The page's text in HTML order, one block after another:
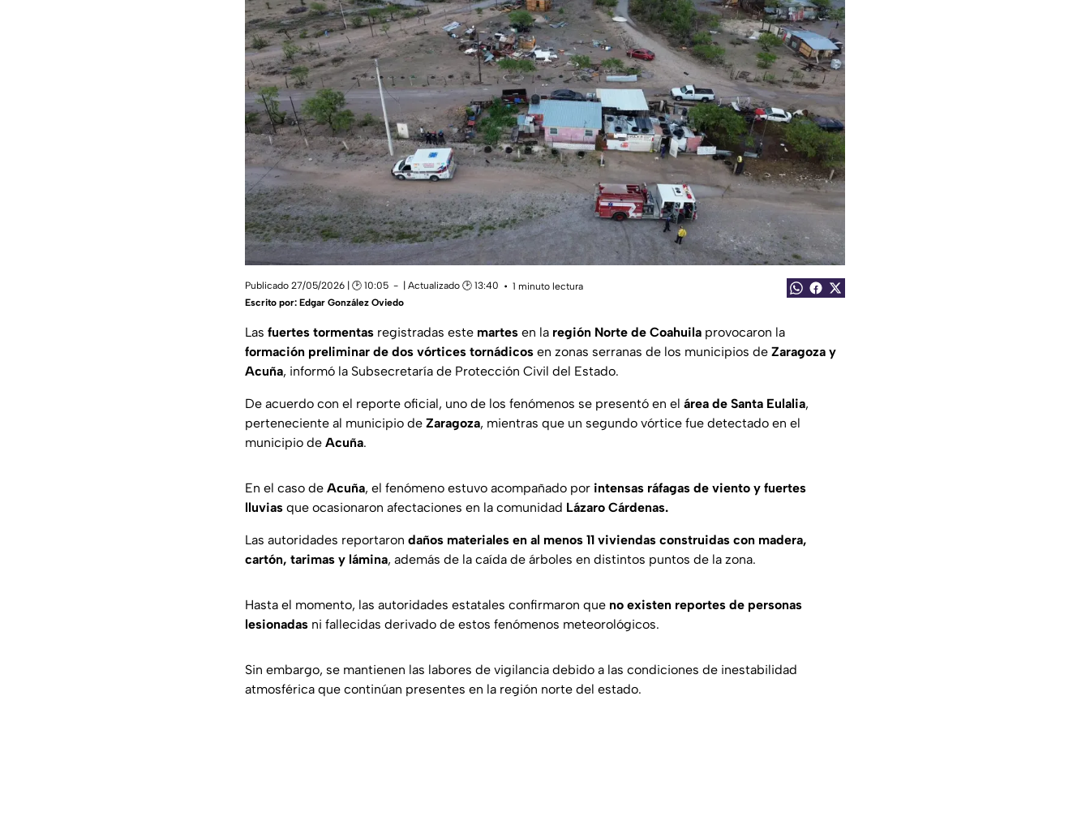
Publicado 27/05/2026 | 🕑 10:05 | Actualizado 🕑 13:40
1 minuto lectura
Escrito por: Edgar González Oviedo
Las fuertes tormentas registradas este martes en la región Norte de Coahuila provocaron la
formación preliminar de dos vórtices tornádicos en zonas serranas de los municipios de Zaragoza y
Acuña, informó la Subsecretaría de Protección Civil del Estado.
De acuerdo con el reporte oficial, uno de los fenómenos se presentó en el área de Santa Eulalia,
perteneciente al municipio de Zaragoza, mientras que un segundo vórtice fue detectado en el
municipio de Acuña.
En el caso de Acuña, el fenómeno estuvo acompañado por intensas ráfagas de viento y fuertes
lluvias que ocasionaron afectaciones en la comunidad Lázaro Cárdenas.
Las autoridades reportaron daños materiales en al menos 11 viviendas construidas con madera,
cartón, tarimas y lámina, además de la caída de árboles en distintos puntos de la zona.
Hasta el momento, las autoridades estatales confirmaron que no existen reportes de personas
lesionadas ni fallecidas derivado de estos fenómenos meteorológicos.
Sin embargo, se mantienen las labores de vigilancia debido a las condiciones de inestabilidad
atmosférica que continúan presentes en la región norte del estado.